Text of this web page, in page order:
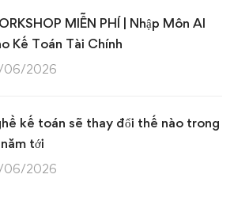
MIỄN PHÍ | Nhập Môn AI
Kế Toán Tài Chính
06/2026
kế toán sẽ thay đổi thế nào trong
tới
06/2026